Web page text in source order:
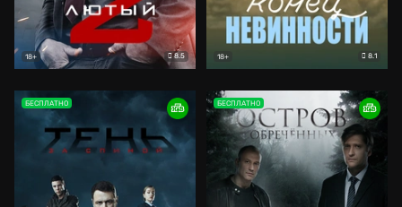
18+ 8.5 18+ 8.1
БЕСПЛАТНО БЕСПЛАТНО